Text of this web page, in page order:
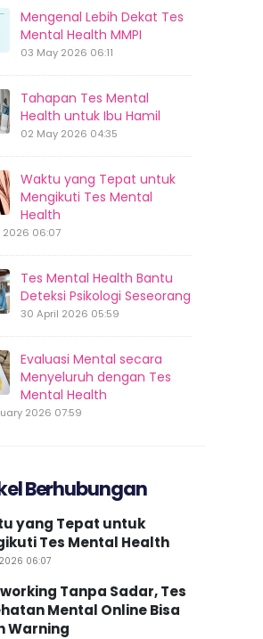
Mengenal Lebih Dekat Tes
Mental Health MMPI
03 May 2026 06:11
Tahapan Tes Mental
Health untuk Ibu Hamil
02 May 2026 04:35
Waktu yang Tepat untuk
Mengikuti Tes Mental
Health
2026 06:07
Tes Mental Health Bantu
Deteksi Psikologi Seseorang
30 April 2026 05:59
Evaluasi Mental secara
Menyeluruh dengan Tes
Mental Health
2026 07:59
Berhubungan
yang Tepat untuk
Tes Mental Health
2026 06:07
Tanpa Sadar, Tes
Mental Online Bisa
Warning